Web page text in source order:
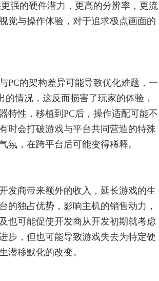
强的硬件潜力，更高的分辨率，更流
觉与操作体验，对于追求极点画面的
PC的架构差异可能导致优化难题，一
情况，这反而损害了玩家的体验，
特性，移植到PC后，操作适配可能不
时会打破游戏与平台共同营造的特殊
氛，在跨平台后可能变得稀释。
发商带来额外的收入，延长游戏的生
的独占优势，影响主机的销售动力，
也可能促使开发商从开发初期就考虑
步，但也可能导致游戏失去为特定硬
潜移默化的改变。